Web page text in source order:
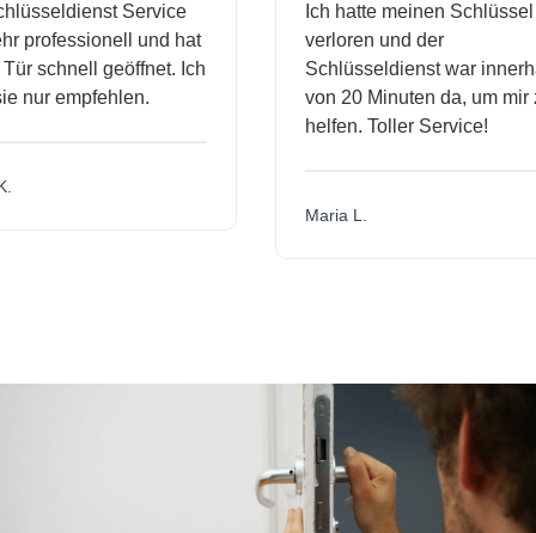
Service
und hat
geöffnet. Ich
empfehlen.
Ich hatte meinen Schlüssel
verloren und der
Schlüsseldienst war innerhalb
von 20 Minuten da, um mir zu
helfen. Toller Service!
Maria L.